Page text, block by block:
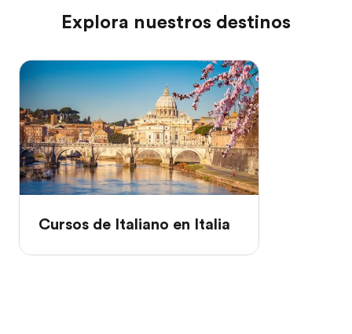
Explora nuestros destinos
Cursos de Italiano en Italia